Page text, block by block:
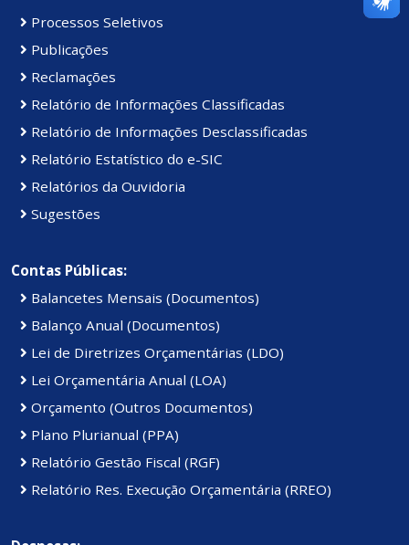
Processos Seletivos
Publicações
Reclamações
Relatório de Informações Classificadas
Relatório de Informações Desclassificadas
Relatório Estatístico do e-SIC
Relatórios da Ouvidoria
Sugestões
Contas Públicas:
Balancetes Mensais (Documentos)
Balanço Anual (Documentos)
Lei de Diretrizes Orçamentárias (LDO)
Lei Orçamentária Anual (LOA)
Orçamento (Outros Documentos)
Plano Plurianual (PPA)
Relatório Gestão Fiscal (RGF)
Relatório Res. Execução Orçamentária (RREO)